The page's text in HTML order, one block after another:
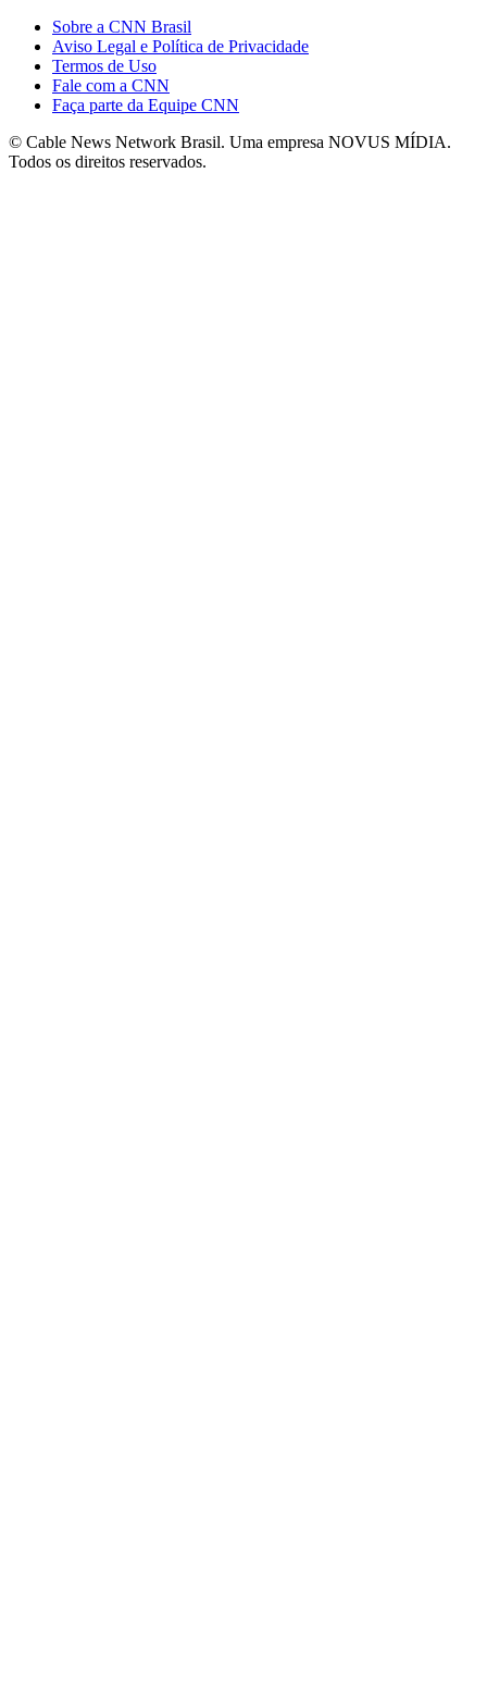
Sobre a CNN Brasil
Aviso Legal e Política de Privacidade
Termos de Uso
Fale com a CNN
Faça parte da Equipe CNN
© Cable News Network Brasil. Uma empresa NOVUS MÍDIA.
Todos os direitos reservados.